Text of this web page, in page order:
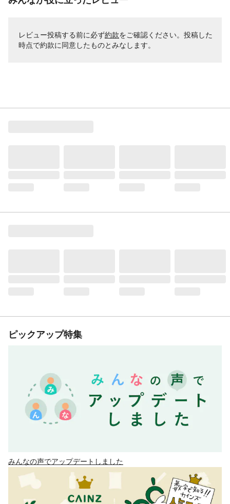
レビュー投稿する前に必ず約款をご確認ください。投稿した
時点で約款に同意したものとみなします。
ピックアップ特集
みんなの声でアップデートしました